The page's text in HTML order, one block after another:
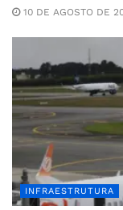
10 DE AGOSTO DE
INFRAESTRUTURA